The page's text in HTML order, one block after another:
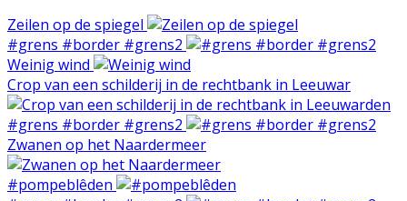
Zeilen op de spiegel
#grens #border #grens2
Weinig wind
Crop van een schilderij in de rechtbank in Leeuwar
#grens #border #grens2
Zwanen op het Naardermeer
#pompeblêden